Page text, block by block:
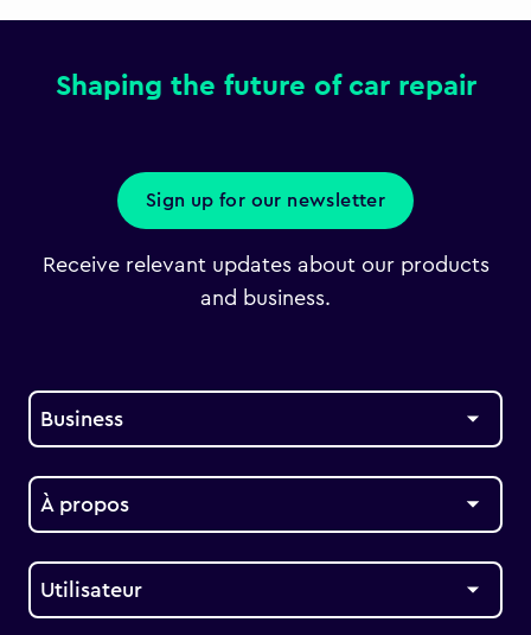
Shaping the future of car repair
Sign up for our newsletter
Receive relevant updates about our products
and business.
Business
À propos
Utilisateur